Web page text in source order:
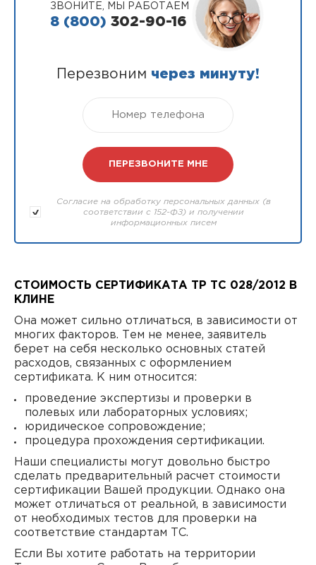
ЗВОНИТЕ, МЫ РАБОТАЕМ
8 (800) 302-90-16
Перезвоним через минуту!
Согласие на обработку персональных данных (в
соответствии с 152-ФЗ) и получении
информационных писем
СТОИМОСТЬ СЕРТИФИКАТА ТР ТС 028/2012 В
КЛИНЕ
Она может сильно отличаться, в зависимости от
многих факторов. Тем не менее, заявитель
берет на себя несколько основных статей
расходов, связанных с оформлением
сертификата. К ним относится:
проведение экспертизы и проверки в
полевых или лабораторных условиях;
юридическое сопровождение;
процедура прохождения сертификации.
Наши специалисты могут довольно быстро
сделать предварительный расчет стоимости
сертификации Вашей продукции. Однако она
может отличаться от реальной, в зависимости
от необходимых тестов для проверки на
соответствие стандартам ТС.
Если Вы хотите работать на территории